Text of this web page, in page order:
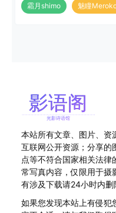
霜月shimo 魅瞳
本站所有文章、图片、资
互联网公开资源；分享的
点等不符合国家相关法律
常写真内容，仅限用于摄
有涉及下载请24小时内删
如果您发现本站上有侵犯